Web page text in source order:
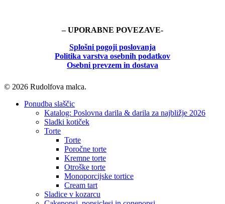
– UPORABNE POVEZAVE-
Splošni pogoji poslovanja
Politika varstva osebnih podatkov
Osebni prevzem in dostava
© 2026 Rudolfova malca.
Close
Ponudba slaščic
Katalog: Poslovna darila & darila za najbližje 2026
Sladki kotiček
Torte
Torte
Poročne torte
Kremne torte
Otroške torte
Monoporcijske tortice
Cream tart
Sladice v kozarcu